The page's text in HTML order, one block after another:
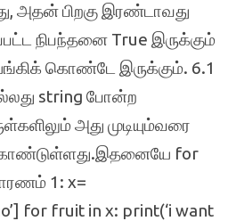
அதன் பிறகு இரண்டாவது
நிபந்தனை True இருக்கும்
கொண்டே இருக்கும். 6.1
string போன்ற
அது முடியும்வரை
for
1: x=
for fruit in x: print(‘i want